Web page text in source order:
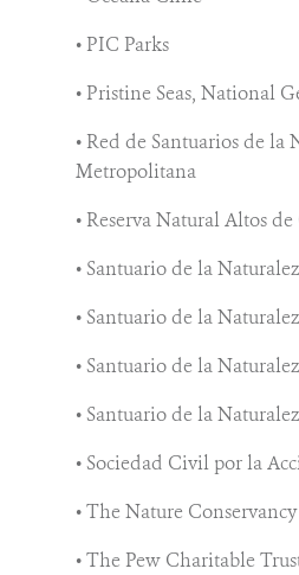
• PIC Parks
• Pristine Seas, National
• Red de Santuarios de la
Metropolitana
• Reserva Natural Altos
• Santuario de la
• Santuario de la
• Santuario de la
• Santuario de la
• Sociedad Civil por la
• The Nature Conservancy
• The Pew Charitable